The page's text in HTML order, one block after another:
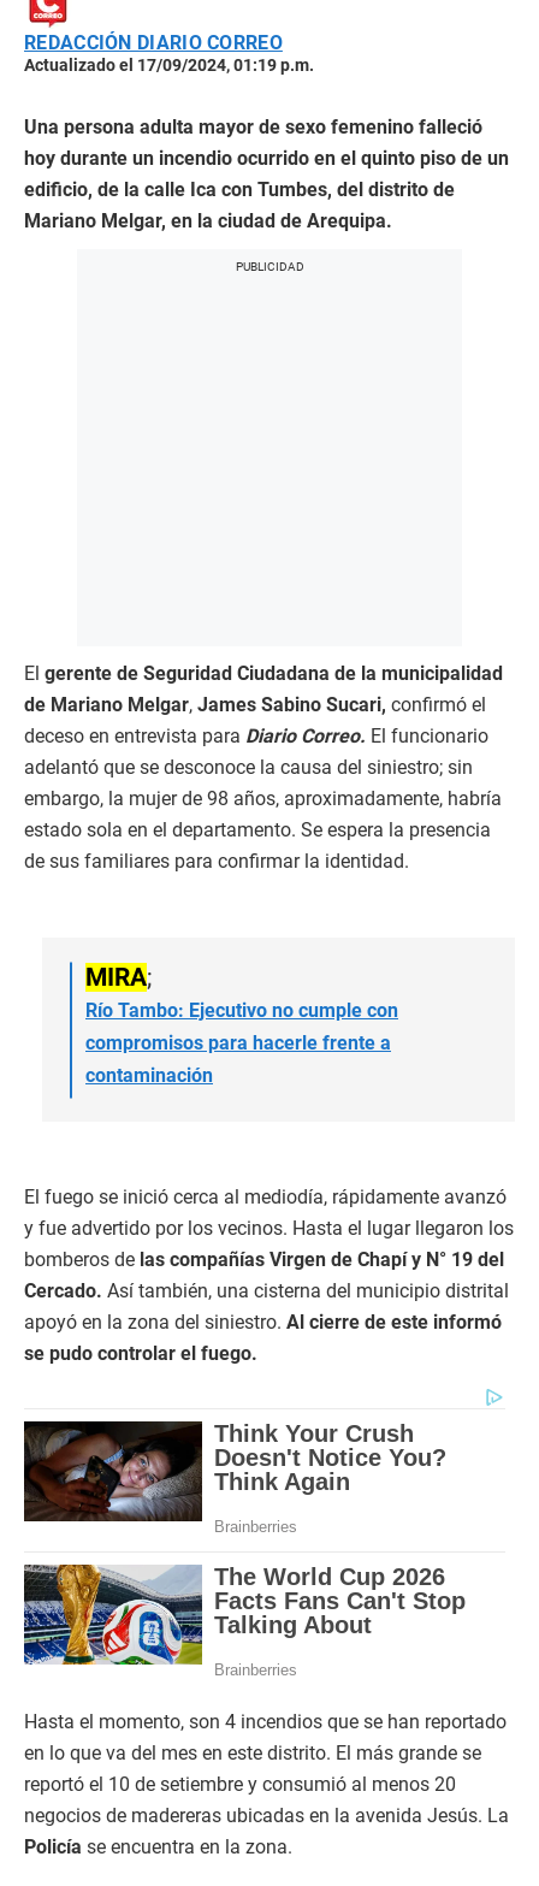
REDACCIÓN DIARIO CORREO
Actualizado el 17/09/2024, 01:19 p.m.
Una persona adulta mayor de sexo femenino falleció
hoy durante un incendio ocurrido en el quinto piso de un
edificio, de la calle Ica con Tumbes, del distrito de
Mariano Melgar, en la ciudad de Arequipa.
El gerente de Seguridad Ciudadana de la municipalidad
de Mariano Melgar, James Sabino Sucari, confirmó el
deceso en entrevista para Diario Correo. El funcionario
adelantó que se desconoce la causa del siniestro; sin
embargo, la mujer de 98 años, aproximadamente, habría
estado sola en el departamento. Se espera la presencia
de sus familiares para confirmar la identidad.
MIRA;
Río Tambo: Ejecutivo no cumple con
compromisos para hacerle frente a
contaminación
El fuego se inició cerca al mediodía, rápidamente avanzó
y fue advertido por los vecinos. Hasta el lugar llegaron los
bomberos de las compañías Virgen de Chapí y N° 19 del
Cercado. Así también, una cisterna del municipio distrital
apoyó en la zona del siniestro. Al cierre de este informó
se pudo controlar el fuego.
Hasta el momento, son 4 incendios que se han reportado
en lo que va del mes en este distrito. El más grande se
reportó el 10 de setiembre y consumió al menos 20
negocios de madereras ubicadas en la avenida Jesús. La
Policía se encuentra en la zona.